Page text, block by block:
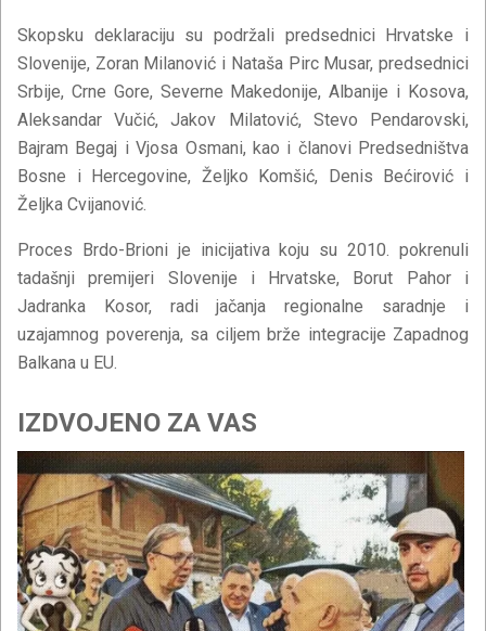
Skopsku deklaraciju su podržali predsednici Hrvatske i
Slovenije, Zoran Milanović i Nataša Pirc Musar, predsednici
Srbije, Crne Gore, Severne Makedonije, Albanije i Kosova,
Aleksandar Vučić, Jakov Milatović, Stevo Pendarovski,
Bajram Begaj i Vjosa Osmani, kao i članovi Predsedništva
Bosne i Hercegovine, Željko Komšić, Denis Bećirović i
Željka Cvijanović.
Proces Brdo-Brioni je inicijativa koju su 2010. pokrenuli
tadašnji premijeri Slovenije i Hrvatske, Borut Pahor i
Jadranka Kosor, radi jačanja regionalne saradnje i
uzajamnog poverenja, sa ciljem brže integracije Zapadnog
Balkana u EU.
IZDVOJENO ZA VAS